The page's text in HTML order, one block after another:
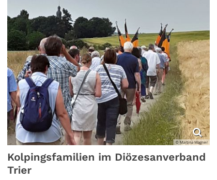
© Martina Wagner
Kolpingsfamilien im Diözesanverband
Trier